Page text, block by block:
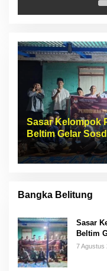
Sasar Kelompok
Beltim Gelar
Bangka Belitung
Sasar
Beltim
7 Agustus